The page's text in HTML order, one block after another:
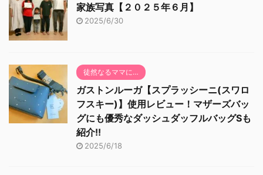
家族写真【２０２５年６月】
2025/6/30
徒然なるママに…
ガストンルーガ【スプラッシーニ(スワロ
フスキー)】使用レビュー！マザーズバッ
グにも優秀なダッシュダッフルバッグSも
紹介!!
2025/6/18